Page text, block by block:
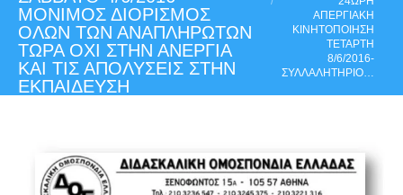
ΜΟΝΙΜΟΣ ΔΙΟΡΙΣΜΟΣ
ΟΛΩΝ ΤΩΝ ΑΝΑΠΛΗΡΩΤΩΝ
ΤΩΡΑ ΟΧΙ ΣΤΗΝ ΑΝΕΡΓΙΑ
ΚΑΙ ΤΙΣ ΑΠΟΛΥΣΕΙΣ ΣΤΗΝ
ΕΚΠΑΙΔΕΥΣΗ
ΑΠΕΡΓΙΑΚΗ
ΚΙΝΗΤΟΠΟΙΗΣΗ
ΤΕΤΑΡΤΗ
8/6/2016-
ΣΥΛΛΑΛΗΤΗΡΙΟ…